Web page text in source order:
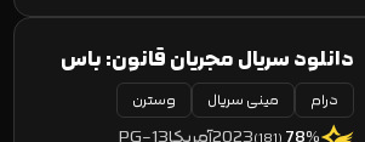
دانلود سریال مجریان قانون: باس
ریوز Lawmen: Bass Reevesدرام مینی سریال وسترن